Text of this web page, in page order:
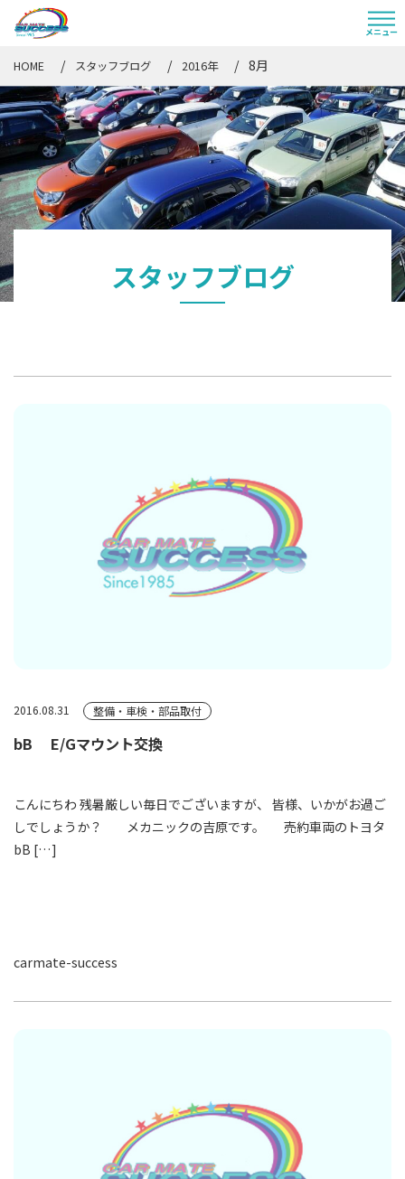
HOME スタッフブログ 2016年 8月
スタッフブログ
2016.08.31 整備・車検・部品取付
bB E/Gマウント交換
こんにちわ 残暑厳しい毎日でございますが、 皆様、いかがお過ご
しでしょうか？ メカニックの吉原です。 売約車両のトヨタ
bB […]
carmate-success